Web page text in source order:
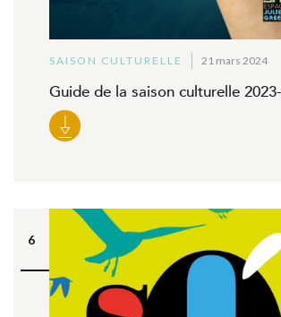
SAISON CULTURELLE 21 mars 2024
Guide de la saison culturelle
6